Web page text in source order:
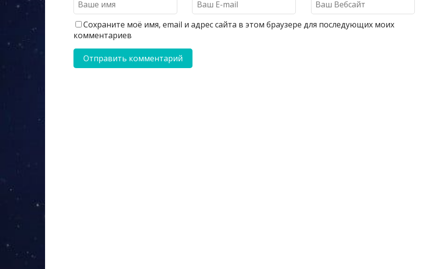
Сохраните моё имя, email и адрес сайта в этом браузере для последующих моих
комментариев